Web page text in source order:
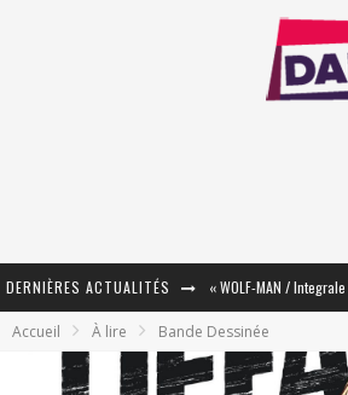
DERNIÈRES ACTUALITÉS
Accueil À lire Bande Dessinée